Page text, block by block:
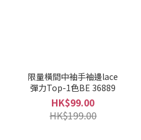
限量橫間中袖手袖邊lace
彈力Top-1色BE 36889
HK$99.00
HK$199.00